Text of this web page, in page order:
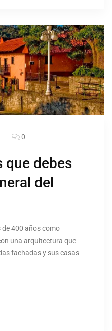
0
que debes
del
400 años como
una arquitectura que
fachadas y sus casas